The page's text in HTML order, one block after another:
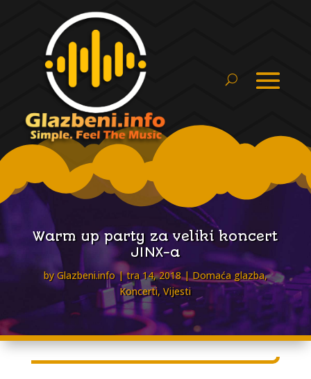
Warm up party za veliki koncert
JINX-a
byGlazbeni.info tra 14, 2018 Domaća glazba,
Koncerti,Vijesti